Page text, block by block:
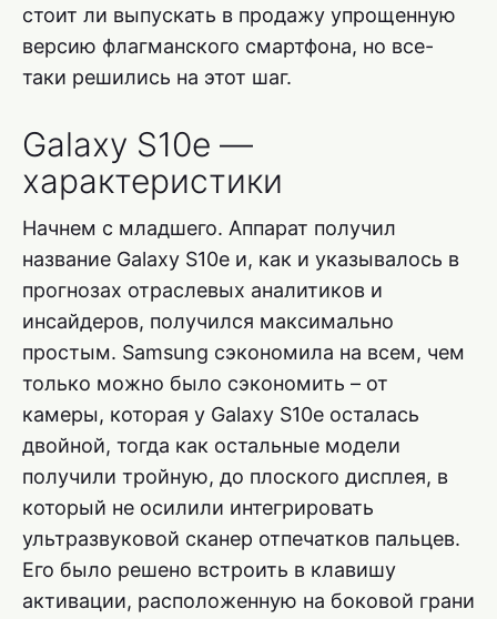
стоит ли выпускать в продажу упрощенную
версию флагманского смартфона, но все-
таки решились на этот шаг.
Galaxy S10e —
характеристики
Начнем с младшего. Аппарат получил
название Galaxy S10e и, как и указывалось в
прогнозах отраслевых аналитиков и
инсайдеров, получился максимально
простым. Samsung сэкономила на всем, чем
только можно было сэкономить – от
камеры, которая у Galaxy S10e осталась
двойной, тогда как остальные модели
получили тройную, до плоского дисплея, в
который не осилили интегрировать
ультразвуковой сканер отпечатков пальцев.
Его было решено встроить в клавишу
активации, расположенную на боковой грани